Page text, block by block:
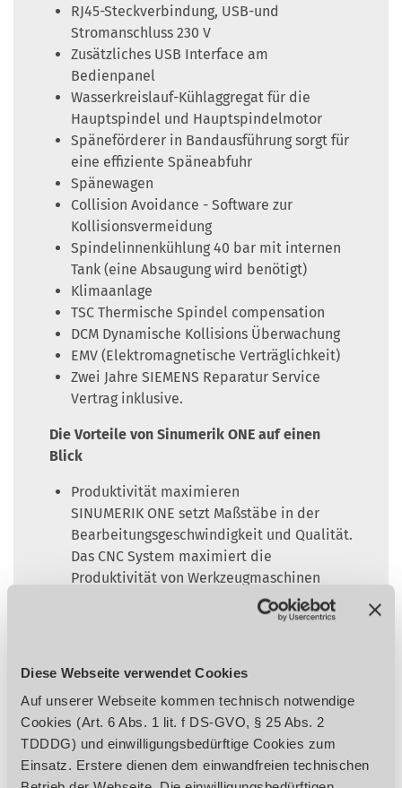
Diese Webseite verwendet Cookies
Auf unserer Webseite kommen technisch notwendige
Cookies (Art. 6 Abs. 1 lit. f DS-GVO, § 25 Abs. 2
TDDDG) und einwilligungsbedürftige Cookies zum
Einsatz. Erstere dienen dem einwandfreien technischen
RJ45-Steckverbindung, USB-und
Stromanschluss 230 V
Zusätzliches USB Interface am
Bedienpanel
Wasserkreislauf-Kühlaggregat für die
Hauptspindel und Hauptspindelmotor
Späneförderer in Bandausführung sorgt für
eine effiziente Späneabfuhr
Spänewagen
Collision Avoidance - Software zur
Kollisionsvermeidung
Spindelinnenkühlung 40 bar mit internen
Tank (eine Absaugung wird benötigt)
Klimaanlage
TSC Thermische Spindel compensation
DCM Dynamische Kollisions Überwachung
EMV (Elektromagnetische Verträglichkeit)
Zwei Jahre SIEMENS Reparatur Service
Vertrag inklusive.
Die Vorteile von Sinumerik ONE auf einen
Blick
Produktivität maximieren
SINUMERIK ONE setzt Maßstäbe in der
Bearbeitungsgeschwindigkeit und Qualität.
Das CNC System maximiert die
Produktivität von Werkzeugmaschinen
durch höchste PLC- und CNC-Performance.
Die integrierte SIMATIC S7-1500F PLC
Zykluszeiten als die Vorgänger-PLC.
Werkzeugmaschinen produktiver – und
damit flexibler, schneller und effizienter.
Neue Denkansätze verfolgen-Digital
begeistern